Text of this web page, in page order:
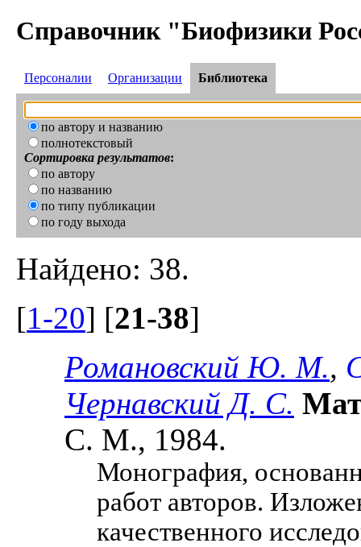
Справочник "Биофизики
Персоналии Организации Библиотека
по автору и названию
полнотекстовый
Сортировка результатов:
по автору
по названию
по типу публикации
по году выхода
Найдено: 38.
[1-20] [21-38]
Романовский Ю. М.,
Чернавский Д. С.
C. М., 1984.
Монография,
работ авторов.
качественного